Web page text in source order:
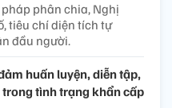
phân chia, Nghị
tiêu chí diện tích tự
đầu người.
huấn luyện, diễn tập,
tình trạng khẩn cấp